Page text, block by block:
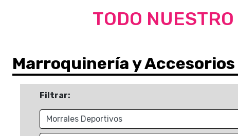
TODO
Marroquinería y Accesorios
Filtrar: